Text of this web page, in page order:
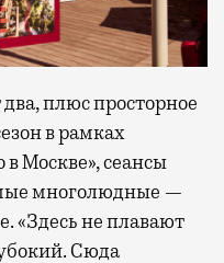
плюс просторное
в рамках
Москве», сеансы
многолюдные —
«Здесь не плавают
Сюда